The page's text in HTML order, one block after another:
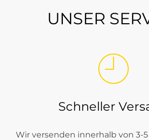
UNSER
Schneller
Wir versenden innerhalb von 3-